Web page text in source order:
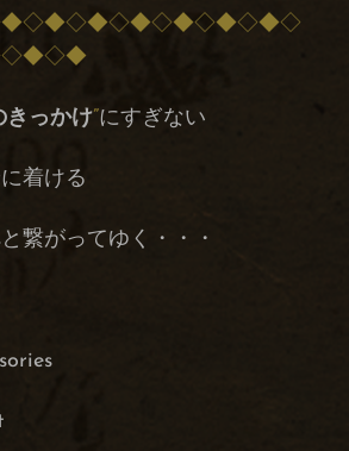
きっかけ”にすぎない
着ける
繋がってゆく・・・